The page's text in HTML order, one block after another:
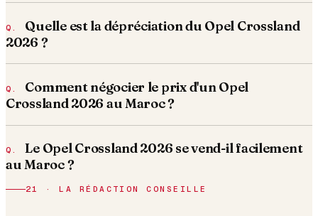
Quelle est la dépréciation du Opel Crossland
2026 ?
Comment négocier le prix d'un Opel
Crossland 2026 au Maroc ?
Le Opel Crossland 2026 se vend-il facilement
au Maroc ?
21 · LA RÉDACTION CONSEILLE